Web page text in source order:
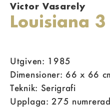
Victor Vasarely
Louisiana 3
Utgiven: 1985
Dimensioner: 66 x 66
Teknik: Serigrafi
Upplaga: 275